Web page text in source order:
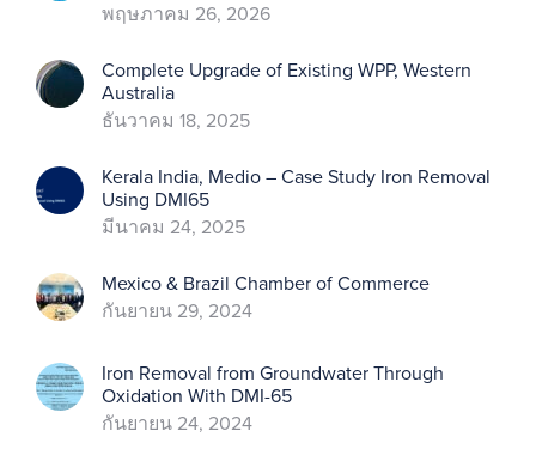
พฤษภาคม 26, 2026
Complete Upgrade of Existing WPP, Western
Australia
ธันวาคม 18, 2025
Kerala India, Medio – Case Study Iron Removal
Using DMI65
มีนาคม 24, 2025
Mexico & Brazil Chamber of Commerce
กันยายน 29, 2024
Iron Removal from Groundwater Through
Oxidation With DMI-65
กันยายน 24, 2024